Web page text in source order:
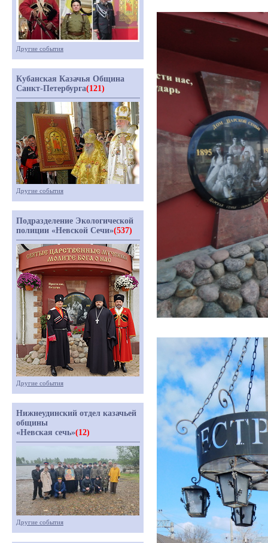
Другие события
Кубанская Казачья Община
Санкт-Петербурга(121)
Другие события
Подразделение Экологической
полиции «Невской Сечи»(537)
Другие события
Нижнеудинский отдел казачьей
общины
«Невская сечь»(12)
Другие события